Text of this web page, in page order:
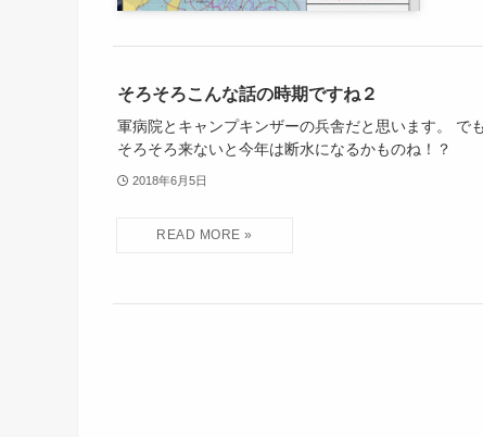
そろそろこんな話の時期ですね２
軍病院とキャンプキンザーの兵舎だと思います。 で
そろそろ来ないと今年は断水になるかものね！？
2018年6月5日